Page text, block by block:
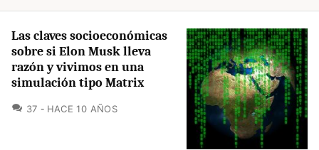
Las claves socioeconómicas
sobre si Elon Musk lleva
razón y vivimos en una
simulación tipo Matrix
37 COMENTARIOS
HACE 10 AÑOS